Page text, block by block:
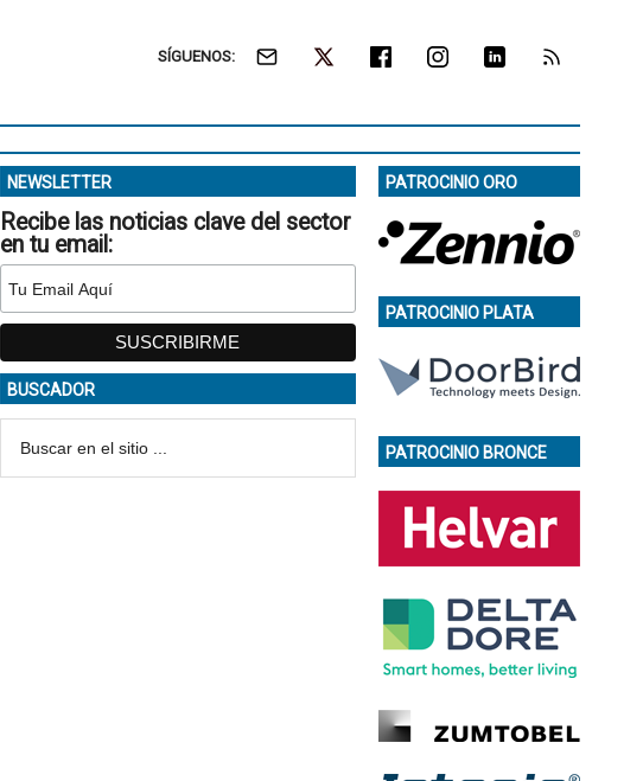
SÍGUENOS:
NEWSLETTER
Recibe las noticias clave del sector
en tu email:
BUSCADOR
PATROCINIO ORO
PATROCINIO PLATA
PATROCINIO BRONCE